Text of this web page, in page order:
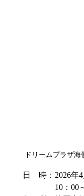
ドリームプラザ
日　時：2026年
10：00～